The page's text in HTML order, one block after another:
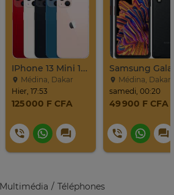
IPhone 13 Mini 128Go
Médina, Dakar
Hier, 17:53
125 000 F CFA
Médina, Dakar
samedi, 00:20
49 900 F CFA
Multimédia
Téléphones